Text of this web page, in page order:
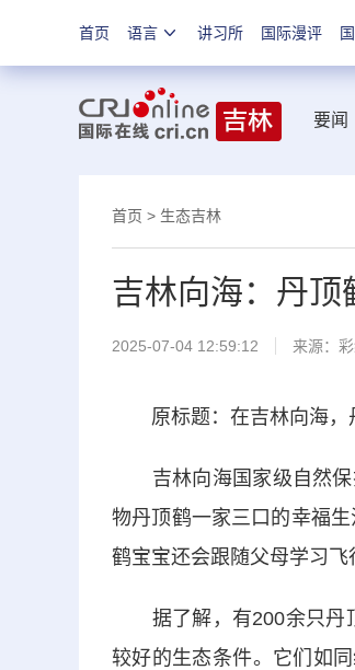
首页 语言 讲习所 国际漫评
要闻
首页 > 生态吉林
吉林向海：丹顶
2025-07-04 12:59:12 来源：
原标题：在吉林向海，
吉林向海国家级自然保
物丹顶鹤一家三口的幸福
鹤宝宝还会跟随父母学习飞
据了解，有200余只丹顶
较好的生态条件。它们如